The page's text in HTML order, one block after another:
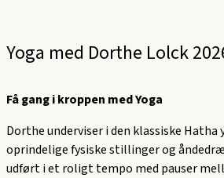
Yoga med Dorthe Lolck
Få gang i kroppen med Yoga
Dorthe underviser i den klassiske Hatha
oprindelige fysiske stillinger og
udført i et roligt tempo med pauser